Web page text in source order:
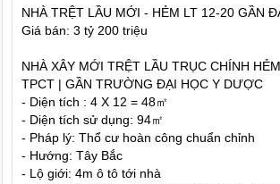
NHÀ TRỆT LẦU MỚI - HẺM LT 12-20 GẦN
Giá bán: 3 tỷ 200 triệu
NHÀ XÂY MỚI TRỆT LẦU TRỤC CHÍNH
TPCT | GẦN TRƯỜNG ĐẠI HỌC Y DƯỢC
- Diện tích : 4 X 12 = 48㎡
- Diện tích sử dụng: 94㎡
- Pháp lý: Thổ cư hoàn công chuẩn chỉnh
- Hướng: Tây Bắc
- Lộ giới: 4m ô tô tới nhà